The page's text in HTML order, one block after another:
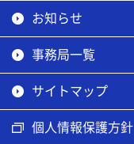
お知らせ
事務局一覧
サイトマップ
個人情報保護方針